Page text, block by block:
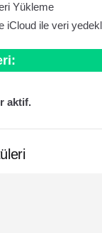
Yükleme
iCloud ile veri
aktif.